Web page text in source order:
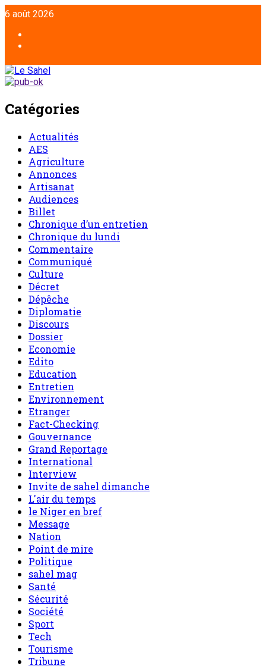
6 août 2026
Catégories
Actualités
AES
Agriculture
Annonces
Artisanat
Audiences
Billet
Chronique d’un entretien
Chronique du lundi
Commentaire
Communiqué
Culture
Décret
Dépêche
Diplomatie
Discours
Dossier
Economie
Edito
Education
Entretien
Environnement
Etranger
Fact-Checking
Gouvernance
Grand Reportage
International
Interview
Invite de sahel dimanche
L'air du temps
le Niger en bref
Message
Nation
Point de mire
Politique
sahel mag
Santé
Sécurité
Société
Sport
Tech
Tourisme
Tribune